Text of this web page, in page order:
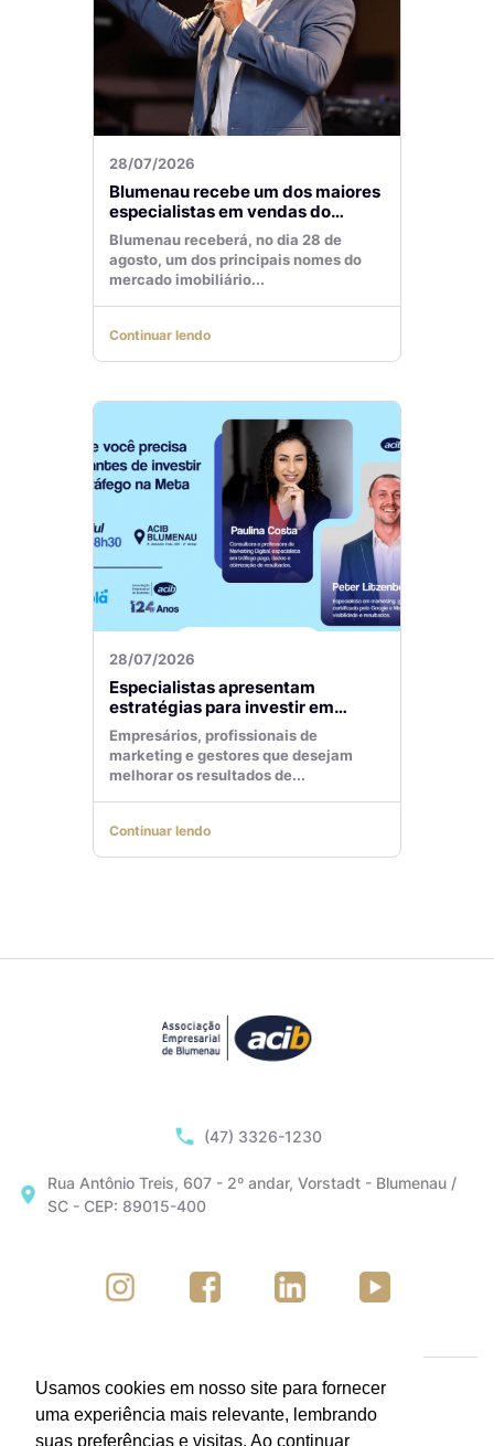
28/07/2026
Blumenau recebe um dos maiores
especialistas em vendas do
mercado imobiliário
Blumenau receberá, no dia 28 de
agosto, um dos principais nomes do
mercado imobiliário...
Continuar lendo
28/07/2026
Especialistas apresentam
estratégias para investir em
tráfego pago com mais eficiência
Empresários, profissionais de
marketing e gestores que desejam
melhorar os resultados de...
Continuar lendo
(47) 3326-1230
Rua Antônio Treis, 607 - 2º andar, Vorstadt - Blumenau /
SC - CEP: 89015-400
Usamos cookies em nosso site para fornecer
uma experiência mais relevante, lembrando
suas preferências e visitas. Ao continuar